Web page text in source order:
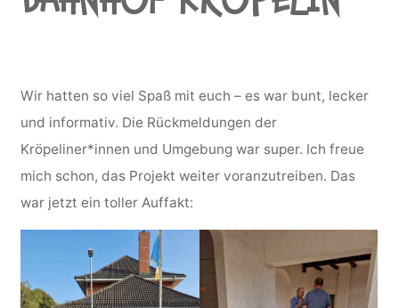
Wir hatten so viel Spaß mit euch – es war bunt, lecker
und informativ. Die Rückmeldungen der
Kröpeliner*innen und Umgebung war super. Ich freue
mich schon, das Projekt weiter voranzutreiben. Das
war jetzt ein toller Auffakt: